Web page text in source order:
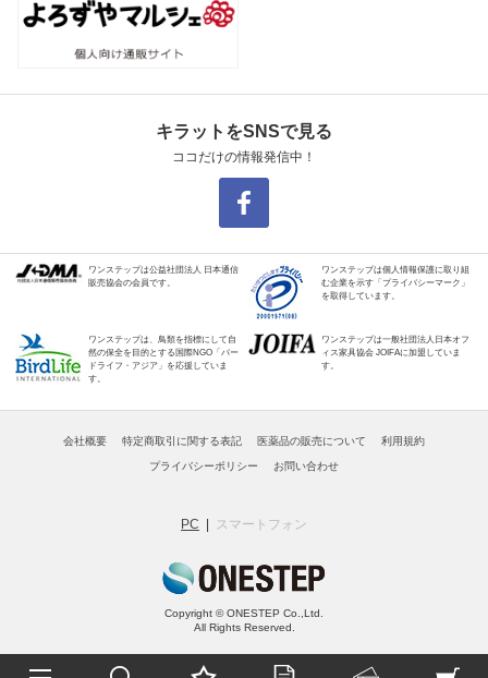
キラットをSNSで見る
ココだけの情報発信中！
ワンステップは公益社団法人 日本通信
販売協会の会員です。
ワンステップは個人情報保護に取り組
む企業を示す「プライバシーマーク」
を取得しています。
ワンステップは、鳥類を指標にして自
然の保全を目的とする国際NGO「バー
ドライフ・アジア」を応援していま
す。
ワンステップは一般社団法人日本オフ
ィス家具協会 JOIFAに加盟していま
す。
会社概要 特定商取引に関する表記 医薬品の販売について 利用規約
プライバシーポリシー お問い合わせ
PC スマートフォン
Copyright © ONESTEP Co.,Ltd.
All Rights Reserved.